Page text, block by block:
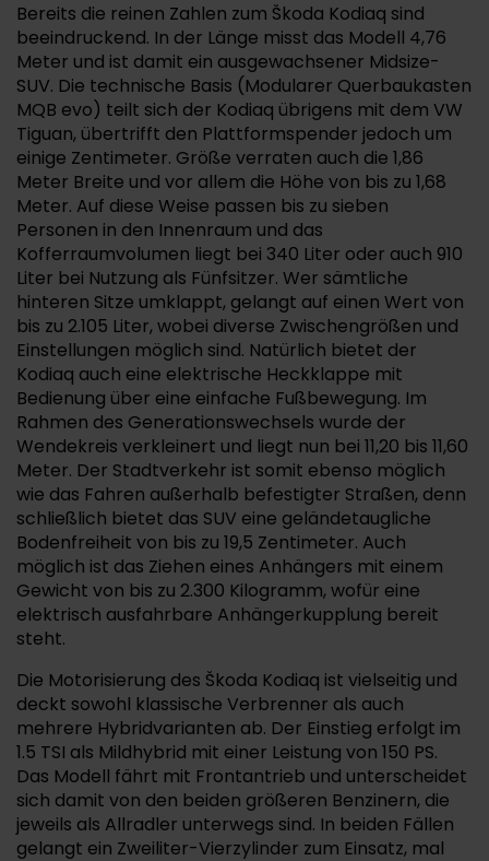
Bereits die reinen Zahlen zum Škoda Kodiaq sind
beeindruckend. In der Länge misst das Modell 4,76
Meter und ist damit ein ausgewachsener Midsize-
SUV. Die technische Basis (Modularer Querbaukasten
MQB evo) teilt sich der Kodiaq übrigens mit dem VW
Tiguan, übertrifft den Plattformspender jedoch um
einige Zentimeter. Größe verraten auch die 1,86
Meter Breite und vor allem die Höhe von bis zu 1,68
Meter. Auf diese Weise passen bis zu sieben
Personen in den Innenraum und das
Kofferraumvolumen liegt bei 340 Liter oder auch 910
Liter bei Nutzung als Fünfsitzer. Wer sämtliche
hinteren Sitze umklappt, gelangt auf einen Wert von
bis zu 2.105 Liter, wobei diverse Zwischengrößen und
Einstellungen möglich sind. Natürlich bietet der
Kodiaq auch eine elektrische Heckklappe mit
Bedienung über eine einfache Fußbewegung. Im
Rahmen des Generationswechsels wurde der
Wendekreis verkleinert und liegt nun bei 11,20 bis 11,60
Meter. Der Stadtverkehr ist somit ebenso möglich
wie das Fahren außerhalb befestigter Straßen, denn
schließlich bietet das SUV eine geländetaugliche
Bodenfreiheit von bis zu 19,5 Zentimeter. Auch
möglich ist das Ziehen eines Anhängers mit einem
Gewicht von bis zu 2.300 Kilogramm, wofür eine
elektrisch ausfahrbare Anhängerkupplung bereit
steht.
Die Motorisierung des Škoda Kodiaq ist vielseitig und
deckt sowohl klassische Verbrenner als auch
mehrere Hybridvarianten ab. Der Einstieg erfolgt im
1.5 TSI als Mildhybrid mit einer Leistung von 150 PS.
Das Modell fährt mit Frontantrieb und unterscheidet
sich damit von den beiden größeren Benzinern, die
jeweils als Allradler unterwegs sind. In beiden Fällen
gelangt ein Zweiliter-Vierzylinder zum Einsatz, mal